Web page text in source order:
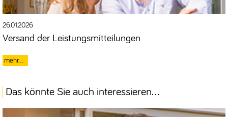
26.01.2026
Versand der Leistungsmitteilungen
Das könnte Sie auch interessieren...